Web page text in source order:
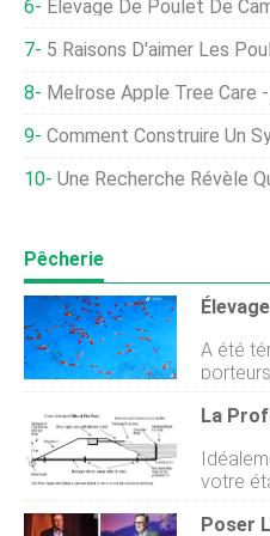
Élevage De Poulet De
5 Raisons D'aimer Les
Melrose Apple Tree Care - Apprenez
Comment Construire Un Système
Une Recherche Révèle Que Les Acheteurs
Pêcherie
A été
moi
écrit
de
les
votre
zone
vous